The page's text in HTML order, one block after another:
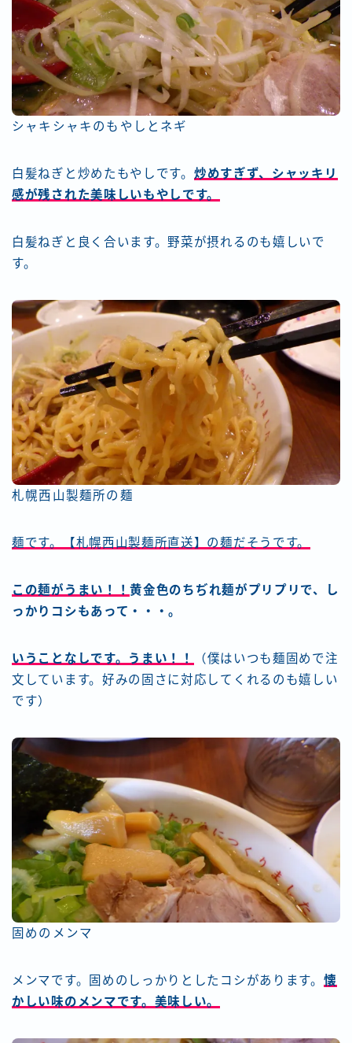
シャキシャキのもやしとネギ
白髪ねぎと炒めたもやしです。 炒めすぎず、シャッキリ
感が残された美味しいもやしです。
白髪ねぎと良く合います。野菜が摂れるのも嬉しいで
す。
札幌西山製麺所の麺
麺です。【札幌西山製麺所直送】の麺だそうです。
この麺がうまい！！黄金色のちぢれ麺がプリプリで、し
っかりコシもあって・・・。
いうことなしです。うまい！！
（僕はいつも麺固めで注
文しています。好みの固さに対応してくれるのも嬉しい
です）
固めのメンマ
メンマです。固めのしっかりとしたコシがあります。 懐
かしい味のメンマです。美味しい。